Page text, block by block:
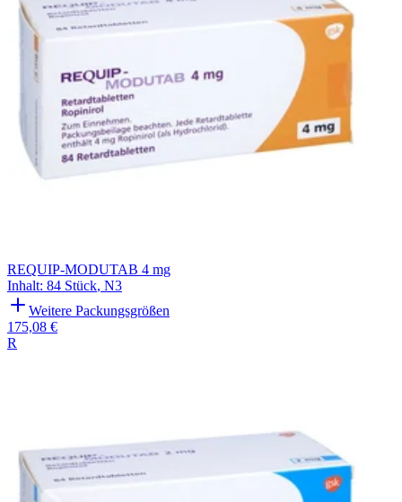
REQUIP-MODUTAB 4 mg
Inhalt: 84 Stück, N3
Weitere Packungsgrößen
175,08 €
R